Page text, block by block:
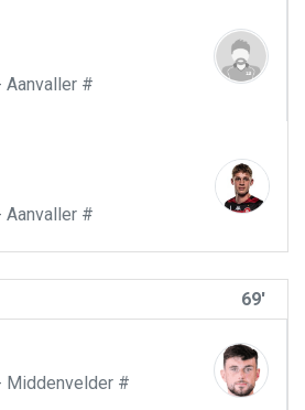
Aanvaller #
Aanvaller #
69'
Middenvelder #